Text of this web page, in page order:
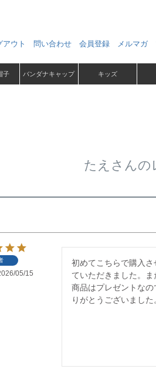
アウト 問い合わせ 会員登録 メルマガ
子 バンダナキャップ キッズ
たえさんの
05/15
初めてこちらで購入
ていただきました。
商品はプレゼントな
りがとうございました